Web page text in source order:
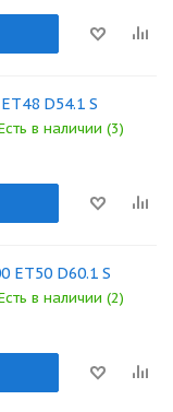
D54.1 S
в наличии (3)
ET50 D60.1 S
в наличии (2)